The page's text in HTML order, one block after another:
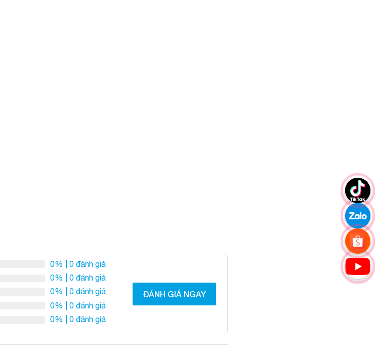
0% | 0 đánh giá
0% | 0 đánh giá
0% | 0 đánh giá
0% | 0 đánh giá
0% | 0 đánh giá
ĐÁNH GIÁ NGAY